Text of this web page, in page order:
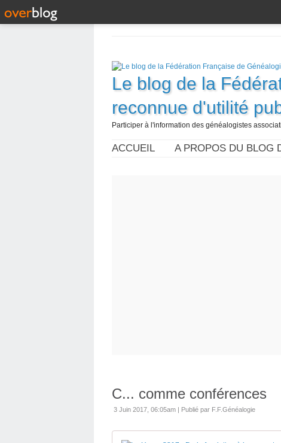
Le blog de la
reconnue d'utilité
Participer à l'information des généalogistes
ACCUEIL A PROPOS DU BLOG
C... comme conférences
3 Juin 2017, 06:05am | Publié par F.F.Généalogie